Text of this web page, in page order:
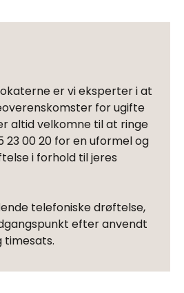
er vi eksperter i at
for ugifte
altid velkomne til at ringe
23 00 20 for en uformel og
i forhold til jeres
telefoniske drøftelse,
efter anvendt
timesats.